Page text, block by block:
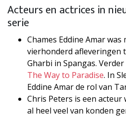
Acteurs en actrices in
serie
Chames Eddine Amar
vierhonderd afleveringen
Gharbi in Spangas.
The Way to Paradise. In
Eddine Amar de rol van
Chris Peters is een acteur
al heel veel van konden